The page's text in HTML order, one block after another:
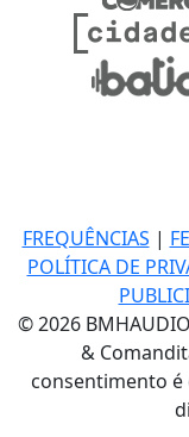
FREQUÊNCIAS |
POLÍTICA DE
© 2026
&
consentimento é